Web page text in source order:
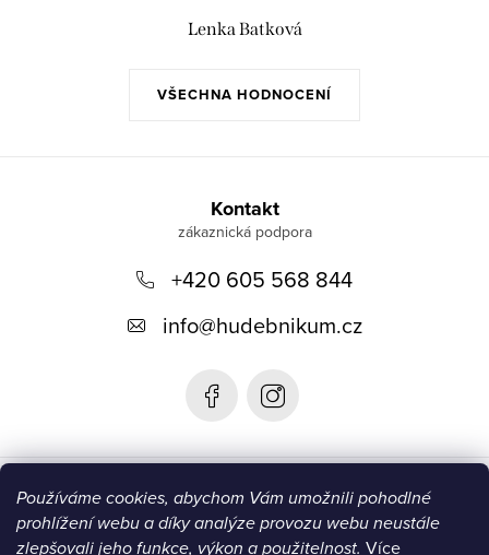
Používáme cookies, abychom Vám umožnili pohodlné
prohlížení webu a díky analýze provozu webu neustále
zlepšovali jeho funkce, výkon a použitelnost. Více
VŠECHNA HODNOCENÍ
Lenka Batková
Kontakt
+420 605 568 844
info@hudebnikum.cz
Informace
Blog